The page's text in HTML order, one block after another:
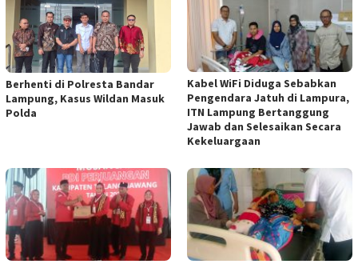
Berhenti di Polresta Bandar
Lampung, Kasus Wildan Masuk
Polda
Kabel WiFi Diduga Sebabkan
Pengendara Jatuh di Lampura,
ITN Lampung Bertanggung
Jawab dan Selesaikan Secara
Kekeluargaan